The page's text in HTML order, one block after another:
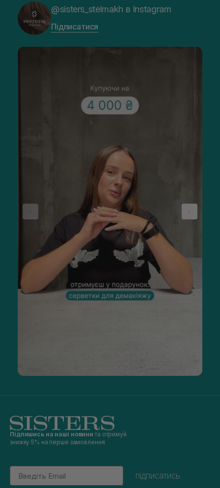
@sisters_stelmakh в Instagram
Підписатися
Підпишись на наші новини та отримуй
знижку 5% на перше замовлення
Email
підписатись